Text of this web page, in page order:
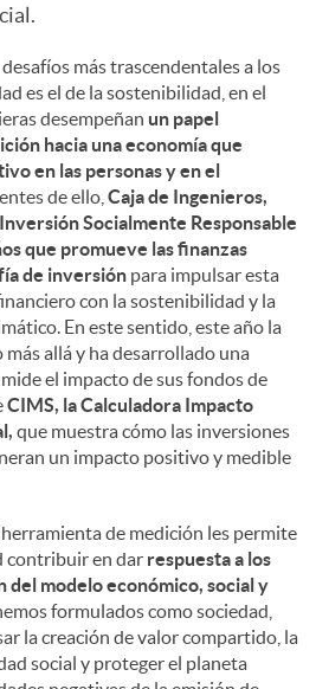
más trascendentales a los
es el de la sostenibilidad, en el
desempeñan un papel
hacia una economía que
en las personas y en el
de ello, Caja de Ingenieros,
Socialmente Responsable
que promueve las finanzas
de inversión para impulsar esta
con la sostenibilidad y la
En este sentido, este año la
más allá y ha desarrollado una
el impacto de sus fondos de
CIMS, la Calculadora Impacto
que muestra cómo las inversiones
un impacto positivo y medible
de medición les permite
contribuir en dar respuesta a los
modelo económico, social y
formulados como sociedad,
la creación de valor compartido, la
social y proteger el planeta